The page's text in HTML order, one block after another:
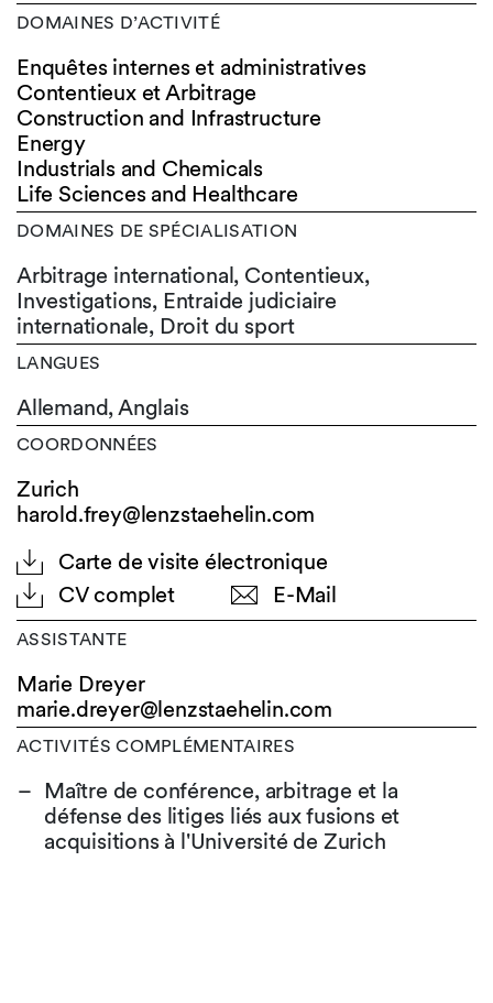
DOMAINES D’ACTIVITÉ
Enquêtes internes et administratives
Contentieux et Arbitrage
Construction and Infrastructure
Energy
Industrials and Chemicals
Life Sciences and Healthcare
DOMAINES DE SPÉCIALISATION
Arbitrage international, Contentieux,
Investigations, Entraide judiciaire
internationale, Droit du sport
LANGUES
Allemand,Anglais
COORDONNÉES
Zurich
harold.frey@lenzstaehelin.com
Carte de visite électronique
CV complet
E-Mail
ASSISTANTE
Marie Dreyer
marie.dreyer@lenzstaehelin.com
ACTIVITÉS COMPLÉMENTAIRES
Maître de conférence, arbitrage et la
défense des litiges liés aux fusions et
acquisitions à l'Université de Zurich